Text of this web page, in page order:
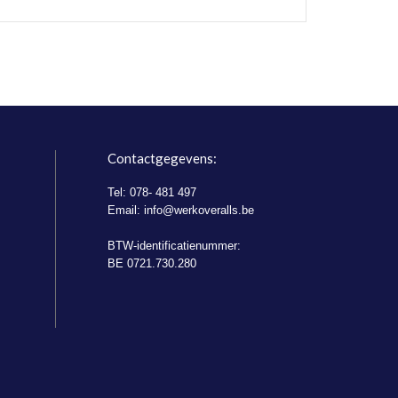
Contactgegevens:
Tel: 078- 481 497
Email:info@werkoveralls.be
BTW-identificatienummer:
BE 0721.730.280